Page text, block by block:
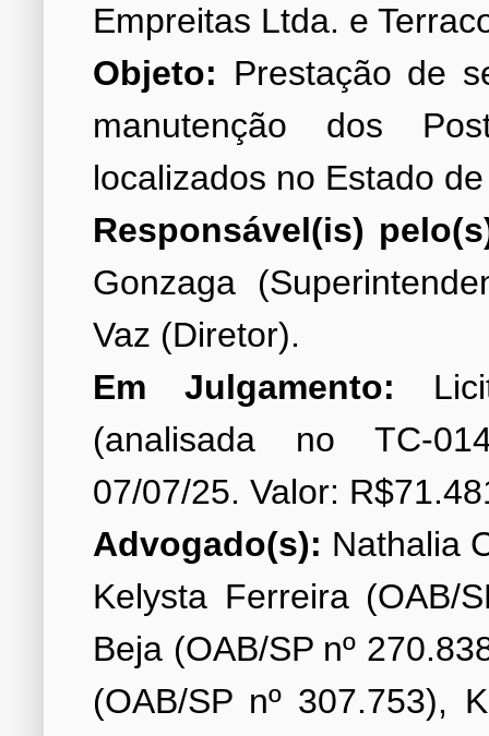
Objeto: Prestação de
manutenção dos
Responsável(is)
Gonzaga
Em Julgamento:
(analisada no TC-
Advogado(s): Nathalia
Kelysta Ferreira (OAB/
Beja (OAB/SP nº
(OAB/SP nº 307.753),